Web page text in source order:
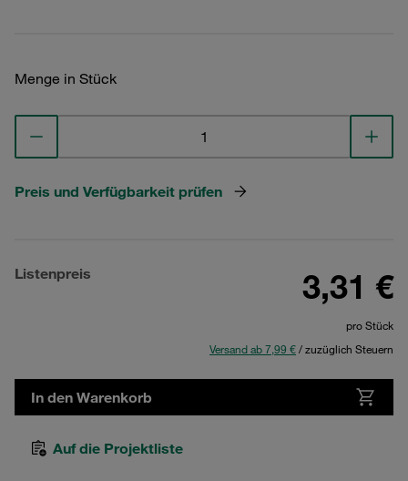
Menge in Stück
Preis und Verfügbarkeit prüfen
Listenpreis 3,31 €
pro Stück
Versand ab 7,99 €/ zuzüglich Steuern
In den Warenkorb
Auf die Projektliste